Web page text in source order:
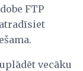
FTP
vecāku